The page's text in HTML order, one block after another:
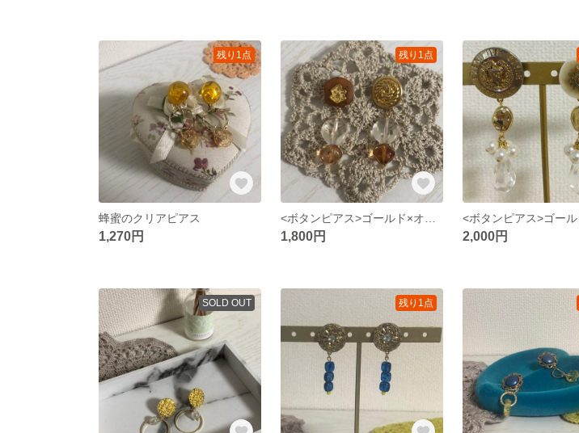
残り1点
蜂蜜のクリアピアス
1,270円
残り1点
1,800円 2,000円
SOLD OUT 残り1点